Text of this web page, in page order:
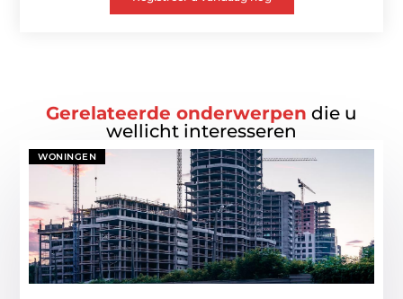
Gerelateerde onderwerpen die u
wellicht interesseren
WONINGEN